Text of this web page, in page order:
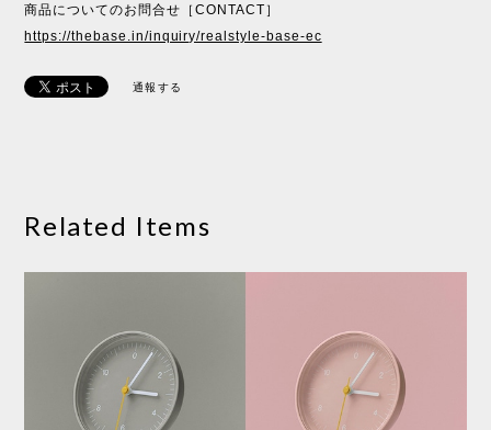
商品についてのお問合せ［CONTACT］
https://thebase.in/inquiry/realstyle-base-ec
通報する
Related Items